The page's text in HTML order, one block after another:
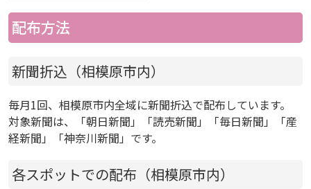
配布方法
新聞折込（相模原市内）
毎月1回、相模原市内全域に新聞折込で配布しています。
対象新聞は、「朝日新聞」「読売新聞」「毎日新聞」「産
経新聞」「神奈川新聞」です。
各スポットでの配布（相模原市内）